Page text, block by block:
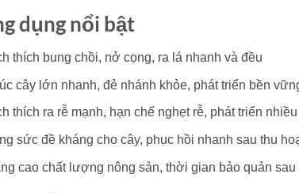
dụng nổi bật
thích bung chồi, nở cọng, ra lá nhanh và đều
cây lớn nhanh, đẻ nhánh khỏe, phát triển bền
thích ra rễ mạnh, hạn chế nghẹt rễ, phát triển
sức đề kháng cho cây, phục hồi nhanh sau thu
cao chất lượng nông sản, thời gian bảo quản sau